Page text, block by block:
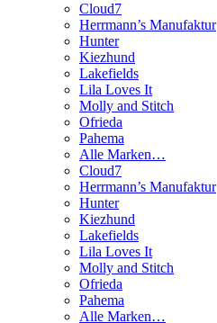
Cloud7
Herrmann’s Manufaktur
Hunter
Kiezhund
Lakefields
Lila Loves It
Molly and Stitch
Ofrieda
Pahema
Alle Marken…
Cloud7
Herrmann’s Manufaktur
Hunter
Kiezhund
Lakefields
Lila Loves It
Molly and Stitch
Ofrieda
Pahema
Alle Marken…